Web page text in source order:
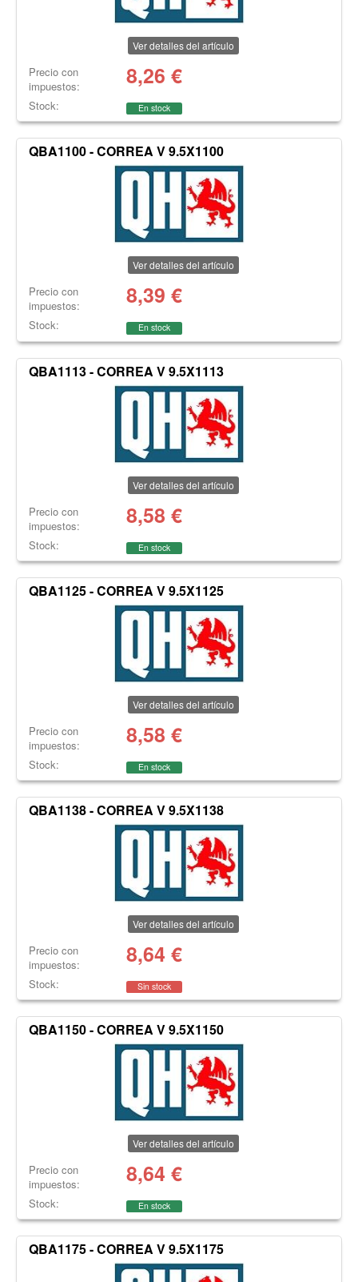
Ver detalles del artículo
Precio con
impuestos:
8,26 €
Stock: En stock
QBA1100 - CORREA V 9.5X1100
Ver detalles del artículo
Precio con
impuestos:
8,39 €
Stock: En stock
QBA1113 - CORREA V 9.5X1113
Ver detalles del artículo
Precio con
impuestos:
8,58 €
Stock: En stock
QBA1125 - CORREA V 9.5X1125
Ver detalles del artículo
Precio con
impuestos:
8,58 €
Stock: En stock
QBA1138 - CORREA V 9.5X1138
Ver detalles del artículo
Precio con
impuestos:
8,64 €
Stock: Sin stock
QBA1150 - CORREA V 9.5X1150
Ver detalles del artículo
Precio con
impuestos:
8,64 €
Stock: En stock
QBA1175 - CORREA V 9.5X1175